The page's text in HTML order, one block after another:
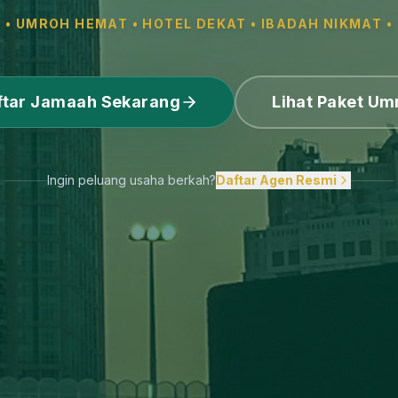
• UMROH HEMAT • HOTEL DEKAT • IBADAH NIKMAT •
Jamaah Sekarang Lihat Paket
Ingin peluang usaha berkah?Daftar Agen Resmi